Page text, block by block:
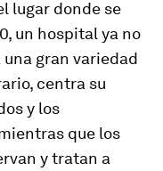
lugar donde se
un hospital ya no
gran variedad
centra su
y los
que los
y tratan a